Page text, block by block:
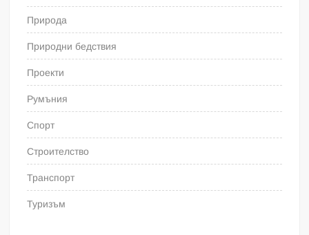
Природа
Природни бедствия
Проекти
Румъния
Спорт
Строителство
Транспорт
Туризъм